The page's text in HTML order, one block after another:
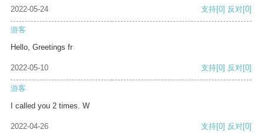
2022-05-24 支持[0] 反对[0]
游客
Hello, Greetings fr
2022-05-10 支持[0] 反对[0]
游客
I called you 2 times. W
2022-04-26 支持[0] 反对[0]